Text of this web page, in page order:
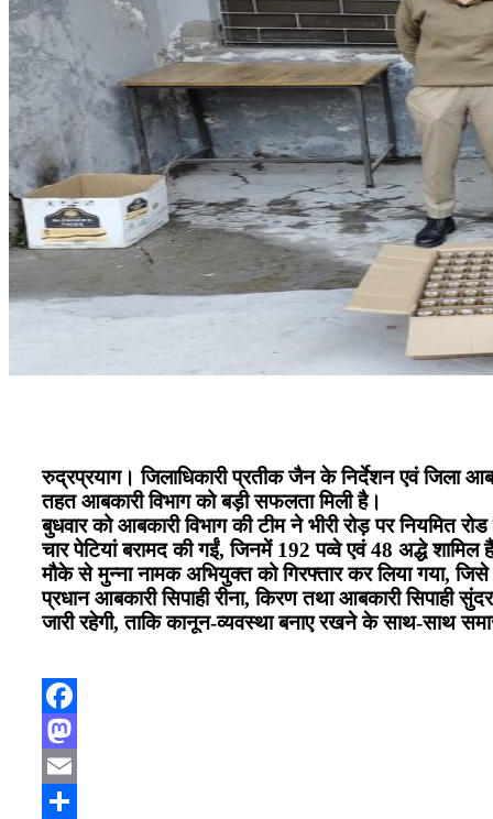
रुद्रप्रयाग। जिलाधिकारी प्रतीक जैन के निर्देशन एवं जिला
तहत आबकारी विभाग को बड़ी सफलता मिली है।
बुधवार को आबकारी विभाग की टीम ने भीरी रोड़ पर
चार पेटियां बरामद की गईं, जिनमें 192 पव्वे एवं 48 अद्धे शामिल
मौके से मुन्ना नामक अभियुक्त को गिरफ्तार कर लिया गया,
प्रधान आबकारी सिपाही रीना, किरण तथा आबकारी सिपाही
जारी रहेगी, ताकि कानून-व्यवस्था बनाए रखने के साथ-साथ
Facebook
Mastodon
Email